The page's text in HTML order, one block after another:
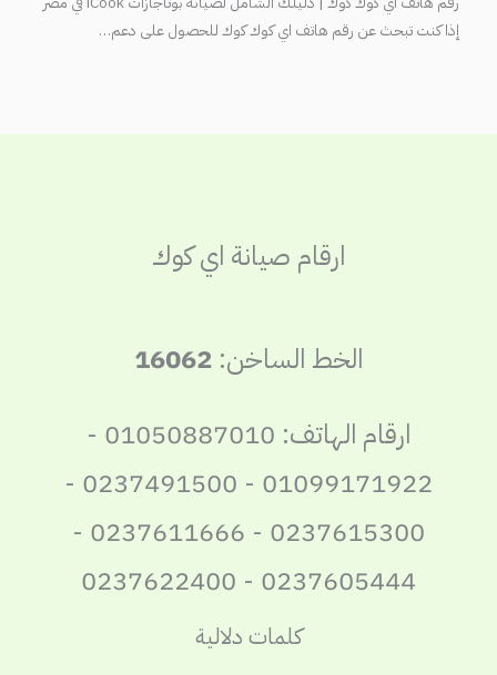
إذا كنت تبحث عن رقم هاتف اي كوك كوك للحصول على دعم…
ارقام صيانة اي كوك
الخط الساخن: 16062
ارقام الهاتف: 01050887010 -
01099171922 - 0237491500 -
0237615300 - 0237611666 -
0237605444 - 0237622400
كلمات دلالية